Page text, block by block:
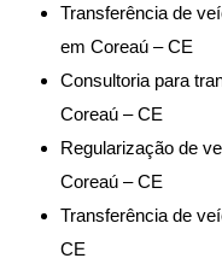
Transferência de
em Coreaú – CE
Consultoria para
Coreaú – CE
Regularização de
Coreaú – CE
Transferência de
CE